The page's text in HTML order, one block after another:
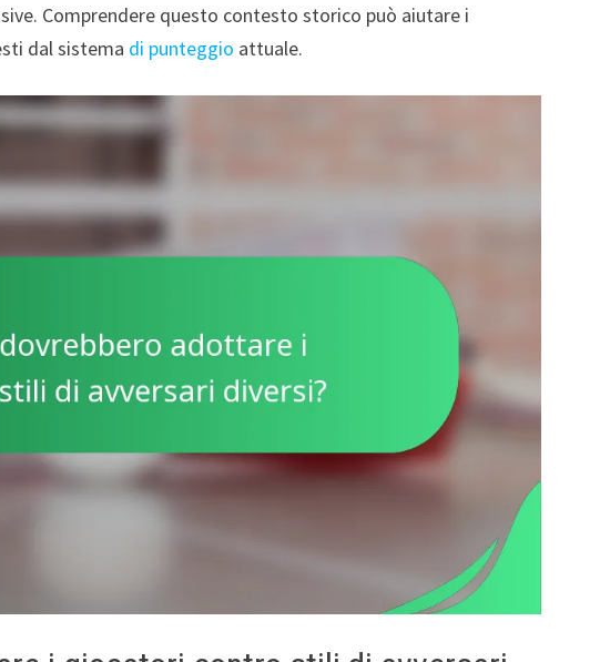
Comprendere questo contesto storico può aiutare i
dal sistema di punteggio attuale.